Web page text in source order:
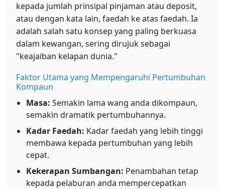
kepada jumlah prinsipal pinjaman atau deposit,
atau dengan kata lain, faedah ke atas faedah. Ia
adalah salah satu konsep yang paling berkuasa
dalam kewangan, sering dirujuk sebagai
"keajaiban kelapan dunia."
Faktor Utama yang Mempengaruhi Pertumbuhan
Kompaun
Masa: Semakin lama wang anda dikompaun,
semakin dramatik pertumbuhannya.
Kadar Faedah: Kadar faedah yang lebih tinggi
membawa kepada pertumbuhan yang lebih
cepat.
Kekerapan Sumbangan: Penambahan tetap
kepada pelaburan anda mempercepatkan